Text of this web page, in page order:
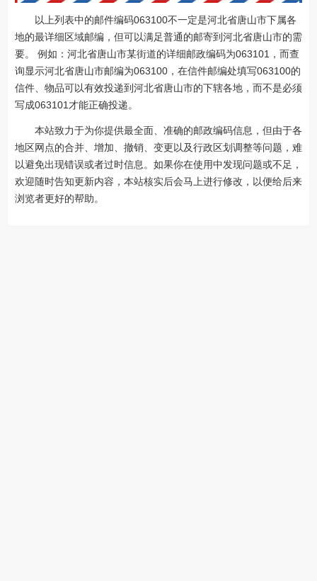
以上列表中的邮件编码063100不一定是河北省唐山市下属各
地的最详细区域邮编，但可以满足普通的邮寄到河北省唐山市的需
要。 例如：河北省唐山市某街道的详细邮政编码为063101，而查
询显示河北省唐山市邮编为063100，在信件邮编处填写063100的
信件、物品可以有效投递到河北省唐山市的下辖各地，而不是必须
写成063101才能正确投递。
本站致力于为你提供最全面、准确的邮政编码信息，但由于各
地区网点的合并、增加、撤销、变更以及行政区划调整等问题，难
以避免出现错误或者过时信息。如果你在使用中发现问题或不足，
欢迎随时告知更新内容，本站核实后会马上进行修改，以便给后来
浏览者更好的帮助。